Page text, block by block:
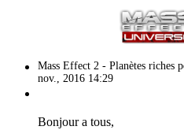
Mass Effect 2 - Planètes riches
nov., 2016 14:29
Bonjour a tous,